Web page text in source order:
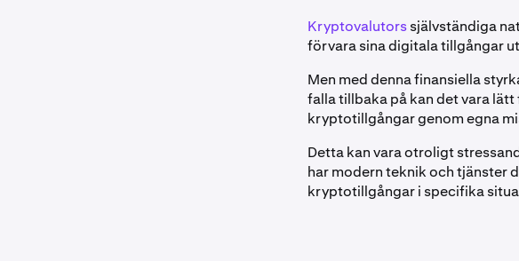
Kryptovalutorssjälvständiga
förvara sina digitala tillgångar
Men med denna finansiella
falla tillbaka på kan det vara
kryptotillgångar genom egna
Detta kan vara otroligt
har modern teknik och tjänster
kryptotillgångar i specifika